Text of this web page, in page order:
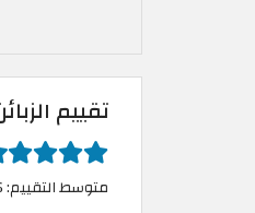
تقييم
متوسط التقييم: 4.6 من 5 نجوم بواسطة 3900 مستخدم